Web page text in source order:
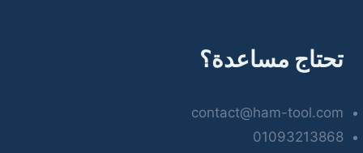
تحتاج مساعدة؟
contact@ham-tool.com
01093213868